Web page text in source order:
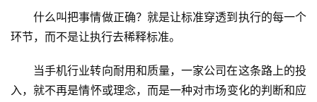
什么叫把事情做正确？就是让标准穿透到执行的每一个
环节，而不是让执行去稀释标准。
当手机行业转向耐用和质量，一家公司在这条路上的投
入，就不再是情怀或理念，而是一种对市场变化的判断和应